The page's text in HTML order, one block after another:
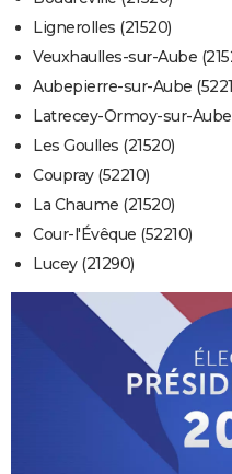
Lignerolles (21520)
Veuxhaulles-sur-Aube
Aubepierre-sur-Aube
Latrecey-Ormoy-sur-Aube
Les Goulles (21520)
Coupray (52210)
La Chaume (21520)
Cour-l'Évêque (52210)
Lucey (21290)